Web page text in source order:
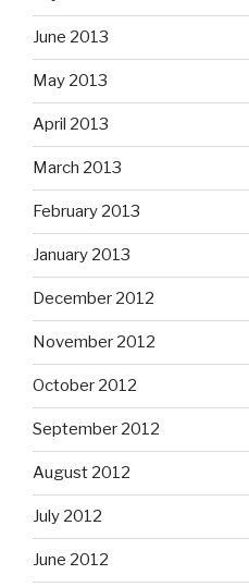
June 2013
May 2013
April 2013
March 2013
February 2013
January 2013
December 2012
November 2012
October 2012
September 2012
August 2012
July 2012
June 2012